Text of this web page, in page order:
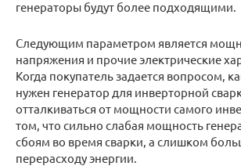
генераторы будут более подходящими.
Следующим параметром является
напряжения и прочие электрические
Когда покупатель задается вопросом,
нужен генератор для инверторной
отталкиваться от мощности самого
том, что сильно слабая мощность
сбоям во время сварки, а слишком
перерасходу энергии.